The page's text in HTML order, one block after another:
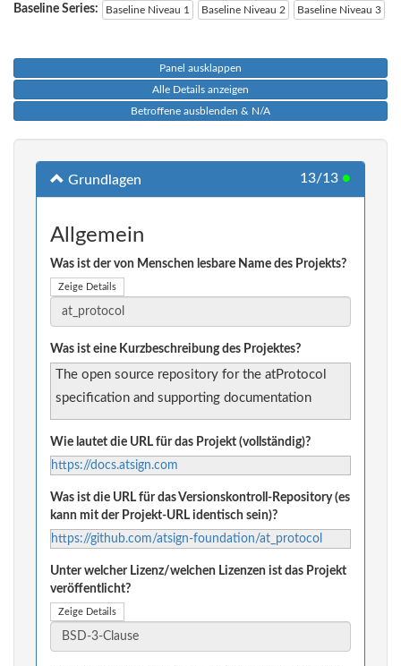
Baseline Series: Baseline Niveau 1 Baseline Niveau 2 Baseline Niveau 3
Panel ausklappen
Alle Details anzeigen
Betroffene ausblenden & N/A
Grundlagen 13/13 ●
Allgemein
Was ist der von Menschen lesbare Name des Projekts?
Zeige Details
Was ist eine Kurzbeschreibung des Projektes?
The open source repository for the atProtocol
specification and supporting documentation
Wie lautet die URL für das Projekt (vollständig)?
https://docs.atsign.com
Was ist die URL für das Versionskontroll-Repository (es
kann mit der Projekt-URL identisch sein)?
https://github.com/atsign-foundation/at_protocol
Unter welcher Lizenz/welchen Lizenzen ist das Projekt
veröffentlicht?
Zeige Details